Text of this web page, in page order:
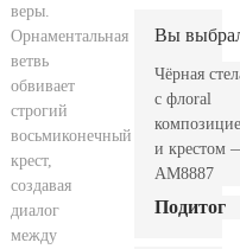
веры.
Орнаментальная
ветвь
обвивает
строгий
восьмиконечный
крест,
создавая
диалог
между
Вы
Чёрная
с флoral
и крестом
AM8887
Подитог